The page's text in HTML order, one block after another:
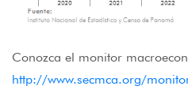
Conozca el monitor
http://www.secmca.org/